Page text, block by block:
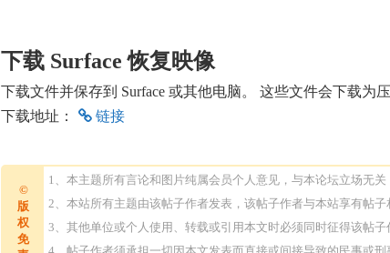
下载 Surface 恢复映像
下载文件并保存到 Surface 或其他电脑。 这些文件会下载为
下载地址：
链接
©
版
权
免
1、本主题所有言论和图片纯属会员个人意见，与本论坛立场无关
2、本站所有主题由该帖子作者发表，该帖子作者与本站享有帖子
3、其他单位或个人使用、转载或引用本文时必须同时征得该帖子